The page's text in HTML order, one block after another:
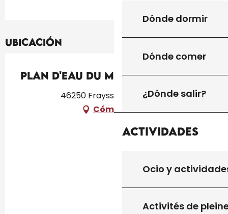
Dónde dormir
Dónde comer
¿Dónde salir?
Actividades
Ocio y
Activités de
Ubicación
Plan d'eau du Moulin Bas
46250 Frayssinet-le-Gélat
Cómo llegar